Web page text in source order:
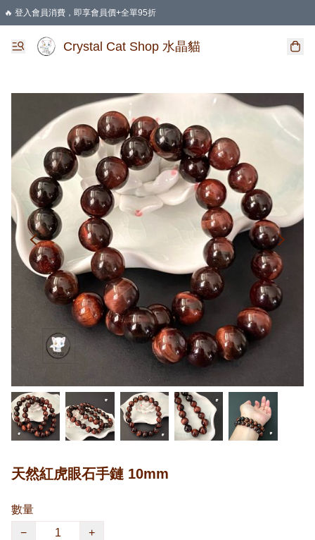
🔥 登入會員消費，即享會員價+全單95折
🛍️ 購物滿HKD 400 即享免運費優惠
Crystal Cat Shop 水晶貓
天然紅虎眼石手鏈 10mm
數量
−
+